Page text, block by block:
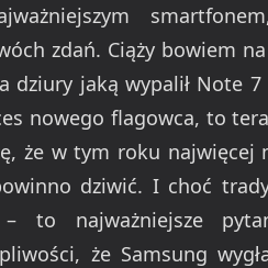
zdań. Ciąży bowiem
dziury jaką wypalił Note
nowego flagowca, to
że w tym roku najwięcej
dziwić. I choć
– to najważniejsze
że Samsung